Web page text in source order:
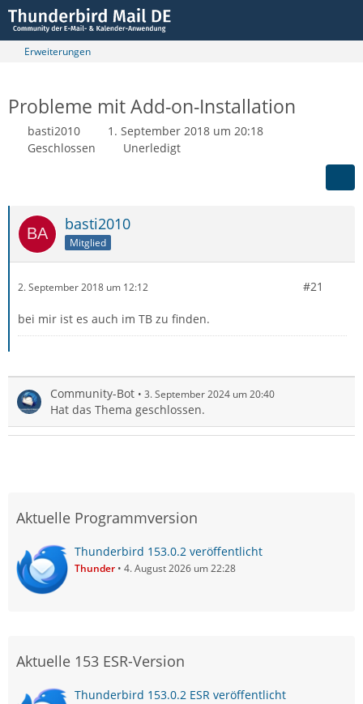
Erweiterungen
Probleme mit Add-on-Installation
basti2010
1. September 2018 um 20:18
Geschlossen
Unerledigt
basti2010
Mitglied
2. September 2018 um 12:12 #21
bei mir ist es auch im TB zu finden.
Community-Bot 3. September 2024 um 20:40
Hat das Thema geschlossen.
Aktuelle Programmversion
Thunderbird 153.0.2 veröffentlicht
Thunder 4. August 2026 um 22:28
Aktuelle 153 ESR-Version
Thunderbird 153.0.2 ESR veröffentlicht